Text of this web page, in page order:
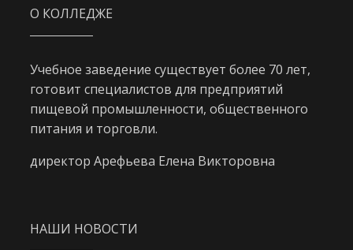
О КОЛЛЕДЖЕ
Учебное заведение существует более 70 лет,
готовит специалистов для предприятий
пищевой промышленности, общественного
питания и торговли.
директор Арефьева Елена Викторовна
НАШИ НОВОСТИ